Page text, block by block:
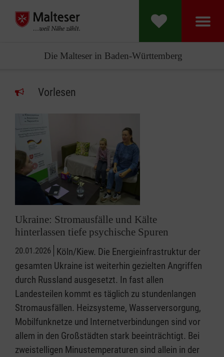
Die Malteser in Baden-Württemberg
Vorlesen
Ukraine: Stromausfälle und Kälte
hinterlassen tiefe psychische Spuren
20.01.2026 Köln/Kiew. Die Energieinfrastruktur der
gesamten Ukraine ist weiterhin gezielten Angriffen
durch Russland ausgesetzt. In fast allen
Landesteilen kommt es täglich zu stundenlangen
Stromausfällen. Heizsysteme, Wasserversorgung,
Mobilfunknetze und Internetverbindungen sind vor
allem in den Großstädten stark beeinträchtigt. Bei
zweistelligen Minustemperaturen sind allein in der